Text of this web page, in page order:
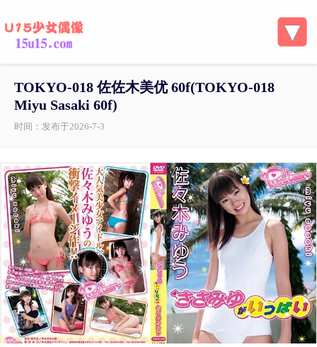
TOKYO-018 佐佐木美优 60f(TOKYO-018
Miyu Sasaki 60f)
时间：发布于2026-7-3